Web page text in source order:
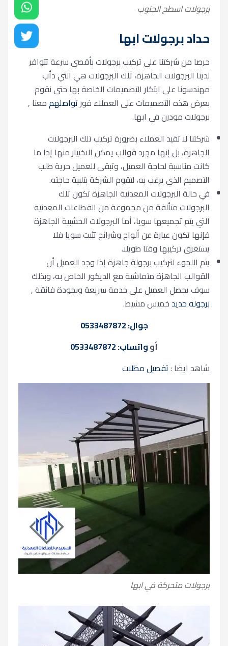
برجولات اسطح الجنوب
حداد برجولات ابها
حرصا من شركتنا على تركيب برجولات بأقصى سرعة تتوافر
لدينا البرجولات الجاهزة، تلك البرجولات هي التي دأب
مهندسونا على ابتكار التصميمات الخاصة بها حتى نقوم
بعرض هذه التصميمات على العملاء فور تواصلهممعنا ,
برجولات مودرن في ابها.
شركتنا لا تقيد العملاء بضرورة تركيب تلك البرجولات
الجاهزة، بل إنها مجرد قوالب يمكن الاختيار منها إذا ما
كانت مناسبة لحاجة العميل، وتبقى للعميل حرية طلب
التصميم الذي يرغب به، لتقوم الشركة بتلبية حاجته.
في حالة البرجولات المعدنية الجاهزة تكون تلك
البرجولات متألفة من مجموعة من القطاعات المعدنية
التي يتم تجميعها سويا، أما البرجولات الخشبية الجاهزة
فإنها تكون عبارة عن ألواح وشرائح تثبت سويا فلا
يستغرق تركيبها وقتا طويلا.
يتم اللجوء لتركيب برجولة جاهزة إذا وجد العميل أن
القوالب الجاهزة متماشية مع الديكور الخاص به، وبذلك
سوف يحصل العميل على خدمة سريعة وبجودة فائقة ,
برجوله حديد خميس مشيط.
جوال: 0533487872
أوواتساب: 0533487872
شاهد ايضا :تفصيل مظلات
برجولات متحركة في ابها